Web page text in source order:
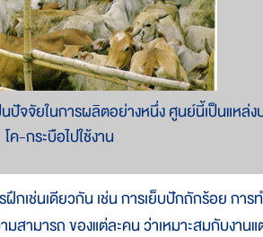
ปัจจัยในการผลิตอย่างหนึ่ง ศูนย์นี้เป็นแหล่ง
โค-กระบือไปใช้งาน
กเช่นเดียวกัน เช่น การเย็บปักถักร้อย การ
ามารถ ของแต่ละคน ว่าเหมาะสมกับงาน